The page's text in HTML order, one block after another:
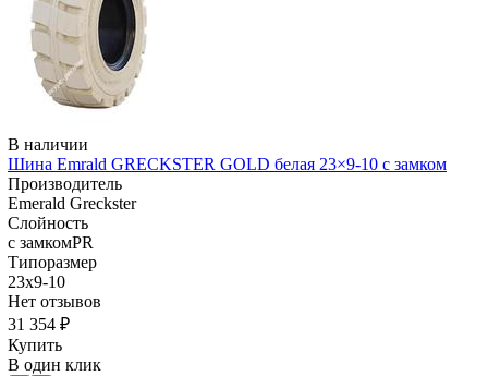
В наличии
Шина Emrald GRECKSTER GOLD белая 23×9-10 с замком
Производитель
Emerald Greckster
Слойность
с замкомPR
Типоразмер
23x9-10
Нет отзывов
31 354 ₽
Купить
В один клик